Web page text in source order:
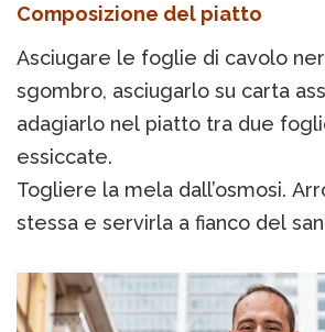
Composizione del piatto
Asciugare le foglie di cavolo
sgombro, asciugarlo su carta
adagiarlo nel piatto tra due
essiccate.
Togliere la mela dall’osmosi.
stessa e servirla a fianco del